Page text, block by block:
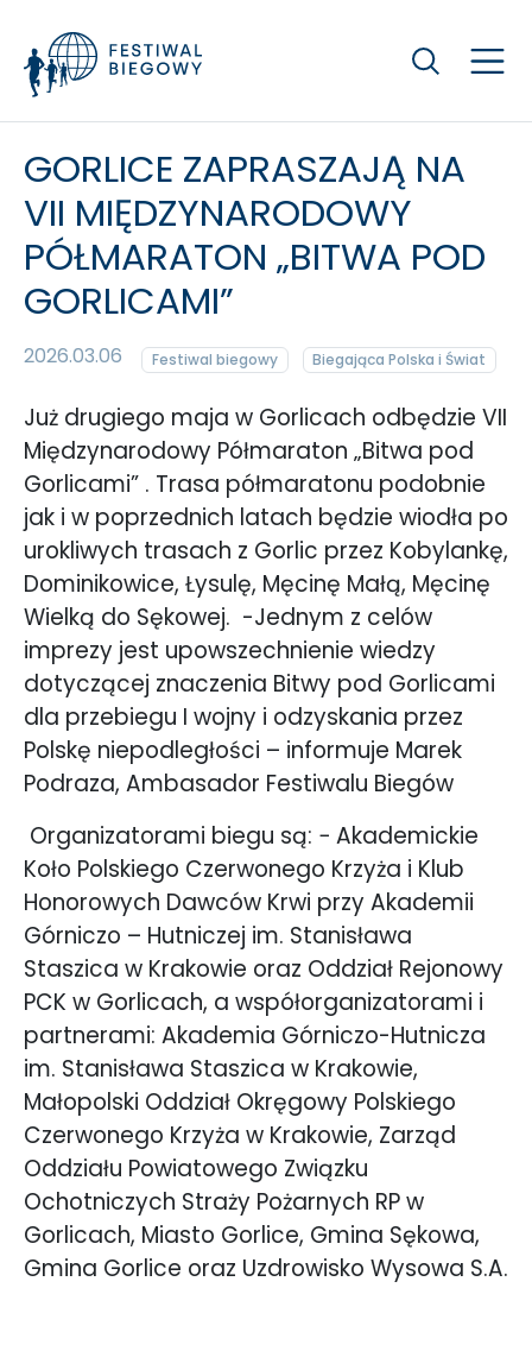
Szukaj
GORLICE ZAPRASZAJĄ NA
VII MIĘDZYNARODOWY
PÓŁMARATON „BITWA POD
GORLICAMI”
2026.03.06 Festiwal biegowy Biegająca Polska i Świat
Już drugiego maja w Gorlicach odbędzie VII
Międzynarodowy Półmaraton „Bitwa pod
Gorlicami” . Trasa półmaratonu podobnie
jak i w poprzednich latach będzie wiodła po
urokliwych trasach z Gorlic przez Kobylankę,
Dominikowice, Łysulę, Męcinę Małą, Męcinę
Wielką do Sękowej. -Jednym z celów
imprezy jest upowszechnienie wiedzy
dotyczącej znaczenia Bitwy pod Gorlicami
dla przebiegu I wojny i odzyskania przez
Polskę niepodległości – informuje Marek
Podraza, Ambasador Festiwalu Biegów
Organizatorami biegu są: − Akademickie
Koło Polskiego Czerwonego Krzyża i Klub
Honorowych Dawców Krwi przy Akademii
Górniczo – Hutniczej im. Stanisława
Staszica w Krakowie oraz Oddział Rejonowy
PCK w Gorlicach, a współorganizatorami i
partnerami: Akademia Górniczo-Hutnicza
im. Stanisława Staszica w Krakowie,
Małopolski Oddział Okręgowy Polskiego
Czerwonego Krzyża w Krakowie, Zarząd
Oddziału Powiatowego Związku
Ochotniczych Straży Pożarnych RP w
Gorlicach, Miasto Gorlice, Gmina Sękowa,
Gmina Gorlice oraz Uzdrowisko Wysowa S.A.